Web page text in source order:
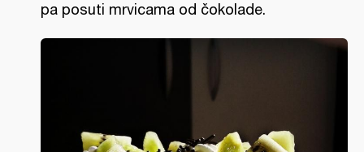
pa posuti mrvicama od čokolade.